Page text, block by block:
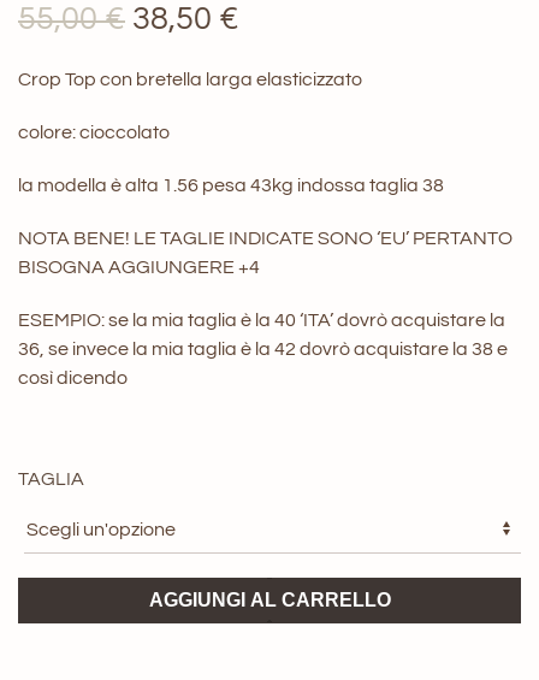
55,00€ Il
era:
55,00 €.
38,50 €
38,50 €.
Crop Top con bretella larga elasticizzato
colore: cioccolato
la modella è alta 1.56 pesa 43kg indossa taglia 38
NOTA BENE! LE TAGLIE INDICATE SONO ‘EU’ PERTANTO
BISOGNA AGGIUNGERE +4
ESEMPIO: se la mia taglia è la 40 ‘ITA’ dovrò acquistare la
36, se invece la mia taglia è la 42 dovrò acquistare la 38 e
così dicendo
TAGLIA
Top
AGGIUNGI AL CARRELLO